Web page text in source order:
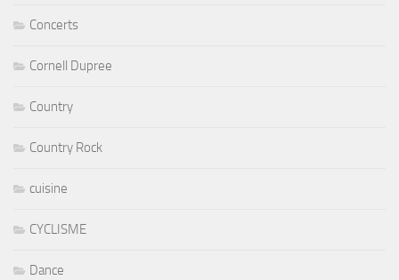
Concerts
Cornell Dupree
Country
Country Rock
cuisine
CYCLISME
Dance